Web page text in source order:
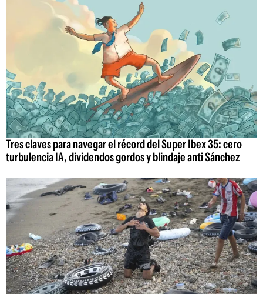
Tres claves para navegar el récord del Super Ibex 35: cero
turbulencia IA, dividendos gordos y blindaje anti Sánchez